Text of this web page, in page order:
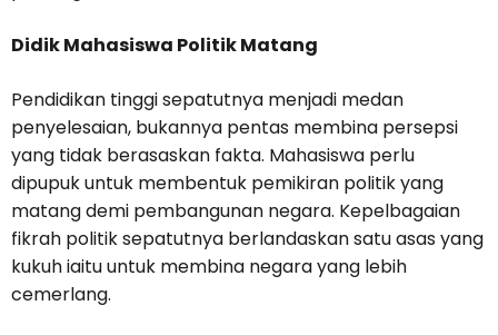
Didik Mahasiswa Politik Matang
Pendidikan tinggi sepatutnya menjadi medan
penyelesaian, bukannya pentas membina persepsi
yang tidak berasaskan fakta. Mahasiswa perlu
dipupuk untuk membentuk pemikiran politik yang
matang demi pembangunan negara. Kepelbagaian
fikrah politik sepatutnya berlandaskan satu asas yang
kukuh iaitu untuk membina negara yang lebih
cemerlang.